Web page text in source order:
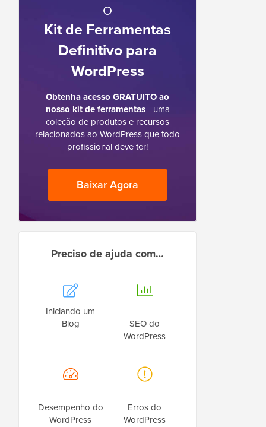
O
Kit de Ferramentas
Definitivo para
WordPress
Obtenha acesso GRATUITO ao
nosso kit de ferramentas- uma
coleção de produtos e recursos
relacionados ao WordPress que todo
profissional deve ter!
Baixar Agora
Preciso de ajuda com…
Iniciando um
Blog
SEO do
WordPress
Desempenho do
WordPress
Erros do
WordPress